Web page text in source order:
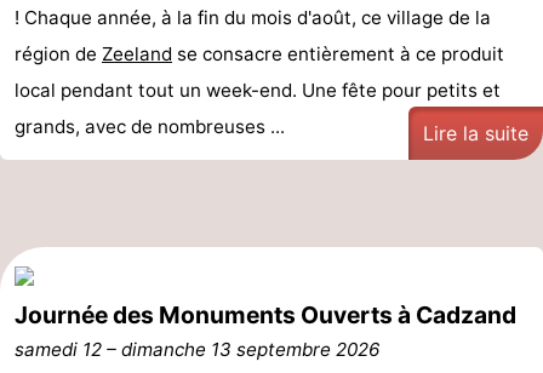
! Chaque année, à la fin du mois d'août, ce village de la
région de Zeeland se consacre entièrement à ce produit
local pendant tout un week-end. Une fête pour petits et
grands, avec de nombreuses ...
Lire la suite
Journée des Monuments Ouverts à Cadzand
samedi 12 – dimanche 13 septembre 2026